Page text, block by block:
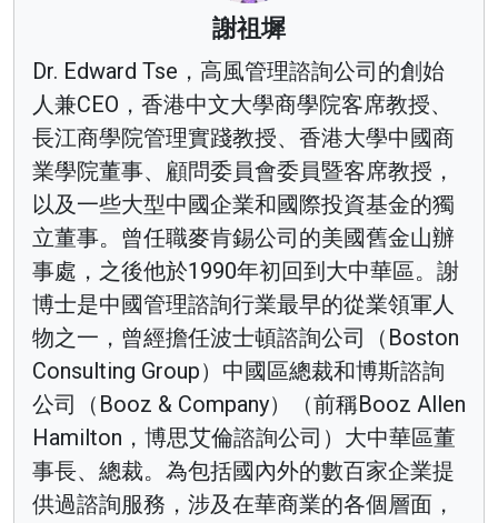
謝祖墀
Dr. Edward Tse，高風管理諮詢公司的創始
人兼CEO，香港中文大學商學院客席教授、
長江商學院管理實踐教授、香港大學中國商
業學院董事、顧問委員會委員暨客席教授，
以及一些大型中國企業和國際投資基金的獨
立董事。曾任職麥肯錫公司的美國舊金山辦
事處，之後他於1990年初回到大中華區。謝
博士是中國管理諮詢行業最早的從業領軍人
物之一，曾經擔任波士頓諮詢公司（Boston
Consulting Group）中國區總裁和博斯諮詢
公司（Booz & Company）（前稱Booz Allen
Hamilton，博思艾倫諮詢公司）大中華區董
事長、總裁。為包括國內外的數百家企業提
供過諮詢服務，涉及在華商業的各個層面，